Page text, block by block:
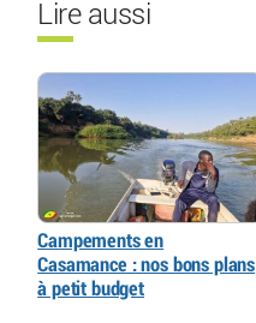
Lire aussi
Campements en
Casamance : nos bons plans
à petit budget